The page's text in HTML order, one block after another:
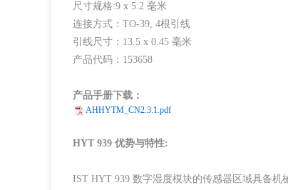
尺寸规格:9 x 5.2 毫米
连接方式：TO-39, 4根引线
引线尺寸：13.5 x 0.45 毫米
产品代码：153658
产品手册下载：
AHHYTM_CN2.3.1.pdf
HYT 939 优势与特性:
IST HYT 939 数字湿度模块的传感器区域具备